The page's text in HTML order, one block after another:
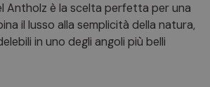
Antholz è la scelta perfetta per una
il lusso alla semplicità della natura,
in uno degli angoli più belli